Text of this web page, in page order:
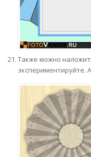
Также можно
экспериментируйте.